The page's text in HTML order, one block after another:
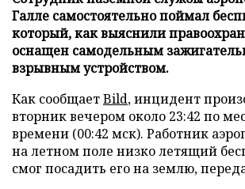
Галле самостоятельно поймал
который, как выяснили
оснащен самодельным
взрывным устройством.
Как сообщаетBild, инцидент
вторник вечером около 23:42 по
времени (00:42 мск). Работник
на летном поле низко летящий
смог посадить его на землю,